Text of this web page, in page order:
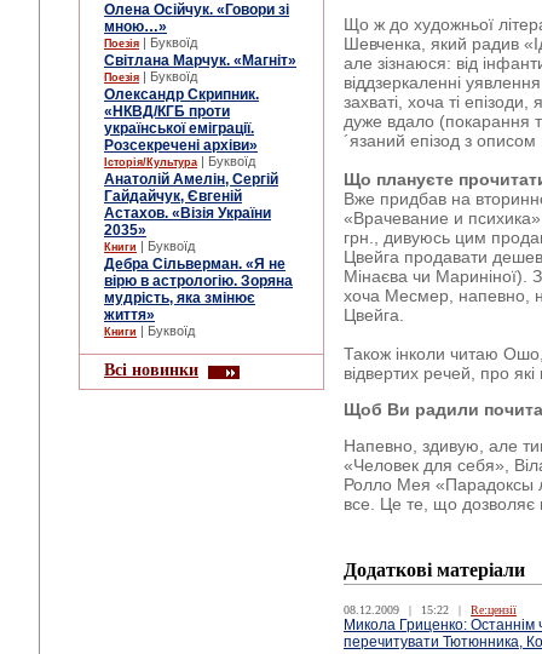
Олена Осійчук. «Говори зі
мною…»
Поезія | Буквоїд
Світлана Марчук. «Магніт»
Поезія | Буквоїд
Олександр Скрипник.
«НКВД/КГБ проти
української еміграції.
Розсекречені архіви»
Історія/Культура | Буквоїд
Анатолій Амелін, Сергій
Гайдайчук, Євгеній
Астахов. «Візія України
2035»
Книги | Буквоїд
Дебра Сільверман. «Я не
вірю в астрологію. Зоряна
мудрість, яка змінює
життя»
Книги | Буквоїд
Всі новинки
Що ж до художньої
Шевченка, який радив
але зізнаюся: від
віддзеркаленні
захваті, хоча ті
дуже вдало (покарання
´язаний епізод з описом
Що плануєте
Вже придбав на
«Врачевание и
грн., дивуюсь цим
Цвейга продавати
Мінаєва чи Мариніної).
хоча Месмер, напевно,
Цвейга.
Також інколи читаю
відвертих речей, про
Щоб Ви радили
Напевно, здивую, але
«Человек для себя»,
Ролло Мея «Парадоксы
все. Це те, що дозволяє
Додаткові матеріали
08.12.2009 | 15:22 | Re:цензії
Микола Гриценко: Останнім
перечитувати Тютюнника,